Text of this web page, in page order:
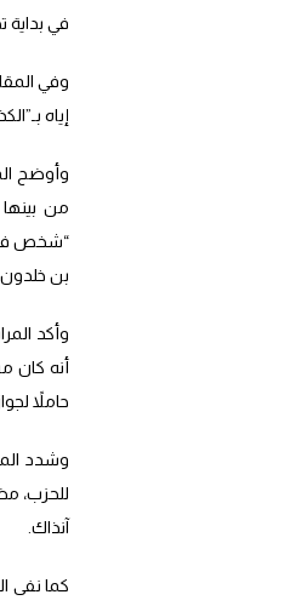
في بداية
وفي
إياه
وأوضح
من بينها
“شخص
بن خلدون.
وأكد
أنه كان
حاملاً
وشدد
للحزب،
آنذاك.
كما نفى